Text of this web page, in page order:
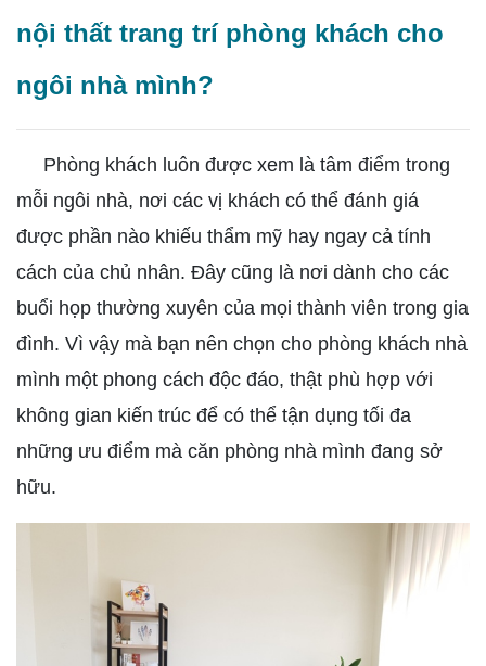
nội thất trang trí phòng khách cho
ngôi nhà mình?
Phòng khách luôn được xem là tâm điểm trong
mỗi ngôi nhà, nơi các vị khách có thể đánh giá
được phần nào khiếu thẩm mỹ hay ngay cả tính
cách của chủ nhân. Đây cũng là nơi dành cho các
buổi họp thường xuyên của mọi thành viên trong gia
đình. Vì vậy mà bạn nên chọn cho phòng khách nhà
mình một phong cách độc đáo, thật phù hợp với
không gian kiến trúc để có thể tận dụng tối đa
những ưu điểm mà căn phòng nhà mình đang sở
hữu.